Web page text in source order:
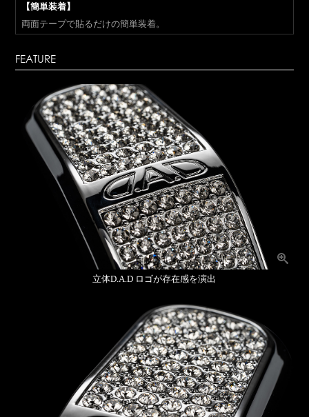
【簡単装着】
両面テープで貼るだけの簡単装着。
FEATURE
立体D.A.D ロゴが存在感を演出